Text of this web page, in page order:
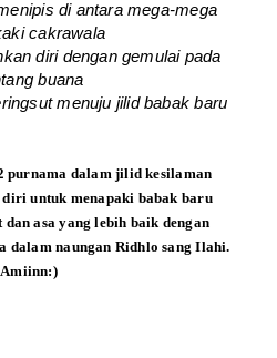
di antara mega-mega
cakrawala
diri dengan gemulai pada
buana
menuju jilid babak baru
purnama dalam jilid kesilaman
untuk menapaki babak baru
dan asa yang lebih baik dengan
dalam naungan Ridhlo sang Ilahi.
Amiinn:)